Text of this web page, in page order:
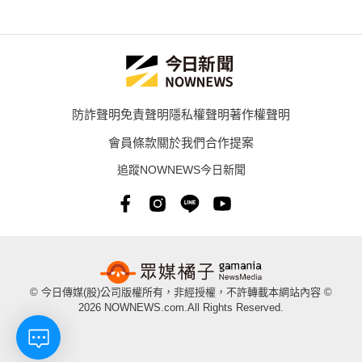
防詐聲明免責聲明隱私權聲明著作權聲明
會員條款關於我們合作提案
追蹤NOWNEWS今日新聞
© 今日傳媒(股)公司版權所有，非經授權，不許轉載本網站內容 ©
2026 NOWNEWS.com.All Rights Reserved.